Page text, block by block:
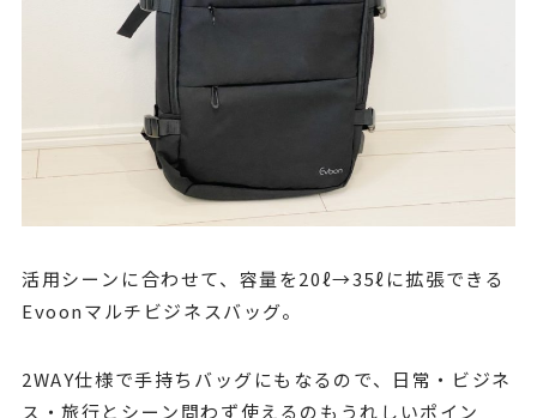
活用シーンに合わせて、容量を20ℓ→35ℓに拡張できる
Evoonマルチビジネスバッグ。
2WAY仕様で手持ちバッグにもなるので、日常・ビジネ
ス・旅行とシーン問わず使えるのもうれしいポイン